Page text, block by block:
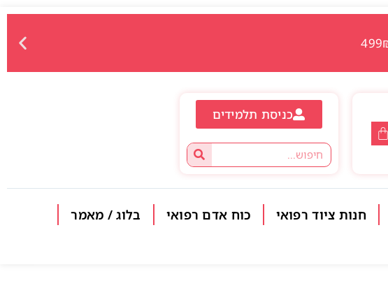
כניסת תלמידים
חנות ציוד רפואי כוח אדם רפואי
בלוג / מאמר